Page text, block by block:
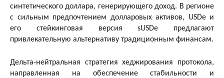
синтетического доллара, генерирующего доход. В регионе
с сильным предпочтением долларовых активов, USDe и
его стейкинговая версия sUSDe предлагают
привлекательную альтернативу традиционным финансам.
Дельта-нейтральная стратегия хеджирования протокола,
направленная на обеспечение стабильности и